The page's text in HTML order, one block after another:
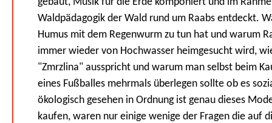
Waldpädagogik der Wald rund um Raabs entdeckt.
Humus mit dem Regenwurm zu tun hat und warum
immer wieder von Hochwasser heimgesucht wird,
"Zmrzlina" ausspricht und warum man selbst beim
eines Fußballes mehrmals überlegen sollte ob es
ökologisch gesehen in Ordnung ist genau dieses
kaufen, waren nur einige wenige der Fragen die auf